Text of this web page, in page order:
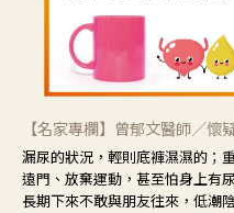
【名家專欄】曾郁文醫師／懷
漏尿的狀況，輕則底褲濕濕的；
遠門、放棄運動，甚至怕身上有
長期下來不敢與朋友往來，低潮